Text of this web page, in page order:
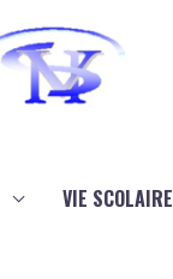
VIE SCOLAIRE